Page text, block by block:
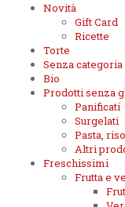
Novità
Gift Card
Ricette
Torte
Senza categoria
Bio
Prodotti senza
Panificati
Surgelati
Pasta,
Altri
Freschissimi
Frutta e